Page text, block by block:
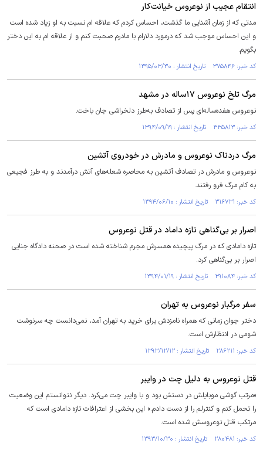
انتقام عجیب از نوعروس خیانت‌کار
مدتی که از زمان آشنایی ما گذشت، احساس کردم که علاقه ام نسبت به او زیاد شده است
و این احساس موجب شد که درمورد دلارام با مادرم صحبت کنم و از علاقه ام به این دختر
بگویم.
کد خبر: ۳۷۵۸۴۶ تاریخ انتشار : ۱۳۹۵/۰۳/۳۰
مرگ تلخ نوعروس ١٧ساله در مشهد
نوعروس هفده‌ساله‌ای پس از تصادف به‌طرز دلخراشی جان باخت.
کد خبر: ۳۳۵۸۱۳ تاریخ انتشار : ۱۳۹۴/۰۹/۱۹
مرگ دردناک نوعروس و مادرش در خودروی آتشین
نوعروس و مادرش در تصادف آتشین به محاصره شعله‌های آتش درآمدند و به طرز فجیعی
به کام مرگ فرو رفتند.
کد خبر: ۳۱۶۷۳۱ تاریخ انتشار : ۱۳۹۴/۰۶/۱۰
اصرار بر بی‌گناهی تازه داماد در قتل نوعروس
تازه دامادی که در مرگ پیچیده همسرش مجرم شناخته شده است در صحنه دادگاه جنایی
اصرار بر بی‌گناهی کرد.
کد خبر: ۲۹۱۰۸۴ تاریخ انتشار : ۱۳۹۴/۰۱/۱۹
سفر مرگبار نوعروس به تهران
دختر جوان زمانی که همراه نامزدش برای خرید به تهران آمد، نمی‌دانست چه سرنوشت
شومی در انتظارش است.
کد خبر: ۲۸۶۲۱۱ تاریخ انتشار : ۱۳۹۳/۱۲/۱۲
قتل نوعروس به دلیل چت در وایبر
«مرتب گوشی موبایلش در دستش بود و با وایبر چت می‌کرد. دیگر نتوانستم این وضعیت
را تحمل کنم و کنترلم را از دست دادم.» این بخشی از اعترافات تازه دامادی است که
مرتکب قتل نوعروسش شده است.
کد خبر: ۲۸۰۴۸۱ تاریخ انتشار : ۱۳۹۳/۱۰/۳۰